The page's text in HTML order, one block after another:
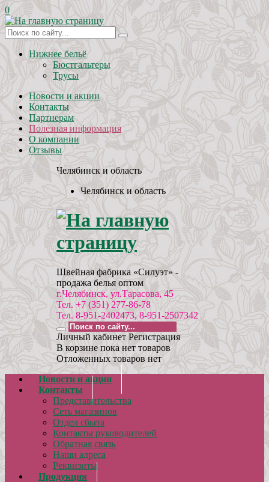
0
Нижнее бельё
Бюстгальтеры
Трусы
Новости и акции
Контакты
Партнерам
Полезная информация
О компании
Отзывы
Челябинск и область
Челябинск и область
Швейная фабрика «Силуэт» -
продажа белья оптом
г.Челябинск, ул.Тарасова, 45
Тел. +7 (351) 277-86-78
Тел. 8-951-2402473, 8-951-2507342
Личный кабинет Регистрация
В корзине пока нет товаров
Отложенных товаров нет
Новости и акции
Контакты
Представительства
Сеть магазинов
Отдел сбыта
Контакты руководителей
Обратная связь
Наши адреса
Реквизиты
Продукция